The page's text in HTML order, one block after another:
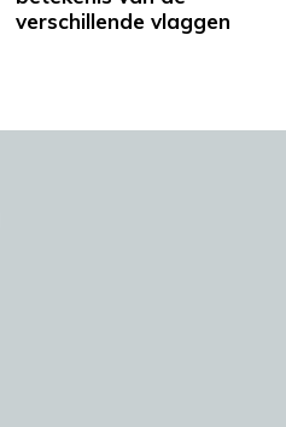
verschillende vlaggen